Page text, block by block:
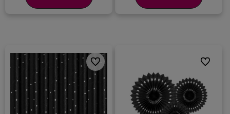
Do ulubionych Do